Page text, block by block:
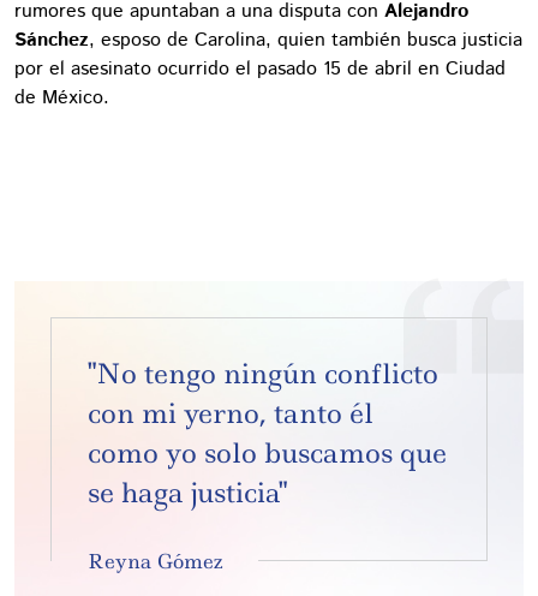
rumores que apuntaban a una disputa con Alejandro
Sánchez, esposo de Carolina, quien también busca justicia
por el asesinato ocurrido el pasado 15 de abril en Ciudad
de México.
"No tengo ningún conflicto
con mi yerno, tanto él
como yo solo buscamos que
se haga justicia"
Reyna Gómez